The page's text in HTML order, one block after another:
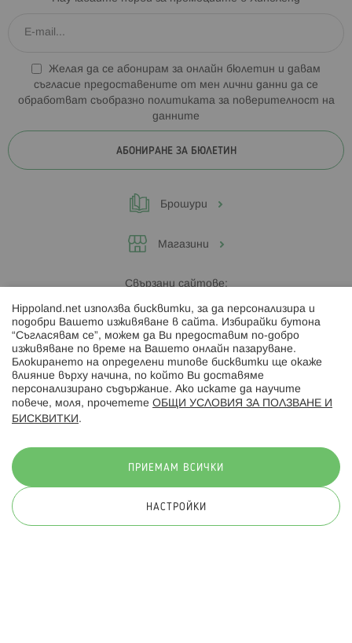
Желая да се абонирам за онлайн бюлетин и давам
съгласие предоставените от мен лични данни да се
обработват съобразно политиката за поверителност на
данните
АБОНИРАНЕ ЗА БЮЛЕТИН
Брошури
Магазини
Свързани сайтове:
Hippoland.ro
Последвайте ни:
© 2026 Hippoland.net. Всички права запазени
Hippoland.net използва бисквитки, за да персонализира и
подобри Вашето изживяване в сайта. Избирайки бутона
“Съгласявам се”, можем да Ви предоставим по-добро
изживяване по време на Вашето онлайн пазаруване.
Блокирането на определени типове бисквитки ще окаже
влияние върху начина, по който Ви доставяме
персонализирано съдържание. Ако искате да научите
повече, моля, прочетете ОБЩИ УСЛОВИЯ ЗА ПОЛЗВАНЕ И
БИСКВИТКИ .
ПРИЕМАМ ВСИЧКИ
НАСТРОЙКИ